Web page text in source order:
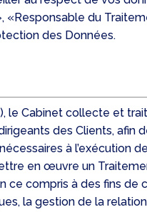
«Responsable du
des Données.
le Cabinet collecte et
des Clients, afin
à l’exécution
en œuvre un
ce compris à des fins de
la gestion de la